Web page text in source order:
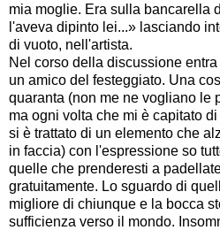
mia moglie. Era sulla bancarella
l'aveva dipinto lei...» lasciando
di vuoto, nell'artista.
Nel corso della discussione
un amico del festeggiato. Una
quaranta (non me ne vogliano le
ma ogni volta che mi è capitato
si è trattato di un elemento che
in faccia) con l'espressione so
quelle che prenderesti a
gratuitamente. Lo sguardo di
migliore di chiunque e la bocca
sufficienza verso il mondo.